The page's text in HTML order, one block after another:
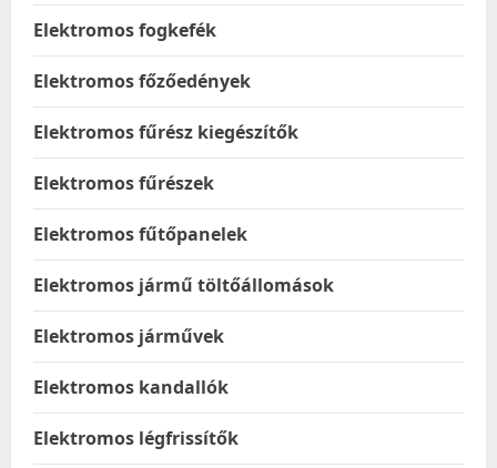
Elektromos fogkefék
Elektromos főzőedények
Elektromos fűrész kiegészítők
Elektromos fűrészek
Elektromos fűtőpanelek
Elektromos jármű töltőállomások
Elektromos járművek
Elektromos kandallók
Elektromos légfrissítők